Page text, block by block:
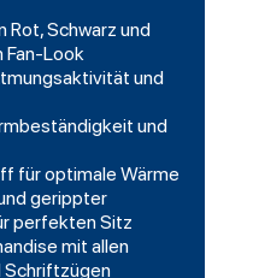
Rot, Schwarz und
Fan-Look
und
und
für optimale Wärme
gerippter
perfekten Sitz
mit allen
Schriftzügen